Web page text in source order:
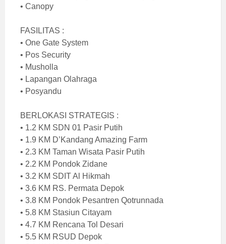
• Canopy
FASILITAS :
• One Gate System
• Pos Security
• Musholla
• Lapangan Olahraga
• Posyandu
BERLOKASI STRATEGIS :
• 1.2 KM SDN 01 Pasir Putih
• 1.9 KM D’Kandang Amazing Farm
• 2.3 KM Taman Wisata Pasir Putih
• 2.2 KM Pondok Zidane
• 3.2 KM SDIT Al Hikmah
• 3.6 KM RS. Permata Depok
• 3.8 KM Pondok Pesantren Qotrunnada
• 5.8 KM Stasiun Citayam
• 4.7 KM Rencana Tol Desari
• 5.5 KM RSUD Depok